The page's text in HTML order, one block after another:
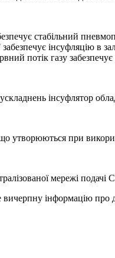
стабільний
інсуфляцію в
потік газу
інсуфлятор
утворюються при
мережі подачі
вичерпну інформацію про